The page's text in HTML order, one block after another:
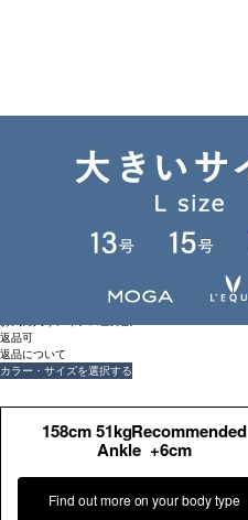
720ポイント還元 (BIGIポイント)
返品可
返品について
カラー・サイズを選択する
158cm 51kgRecommended
Ankle +6cm
Find out more on your body type